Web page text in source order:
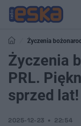
Życzenia
Życzenia
PRL.
sprzed lat!
2025-12-23 22:54